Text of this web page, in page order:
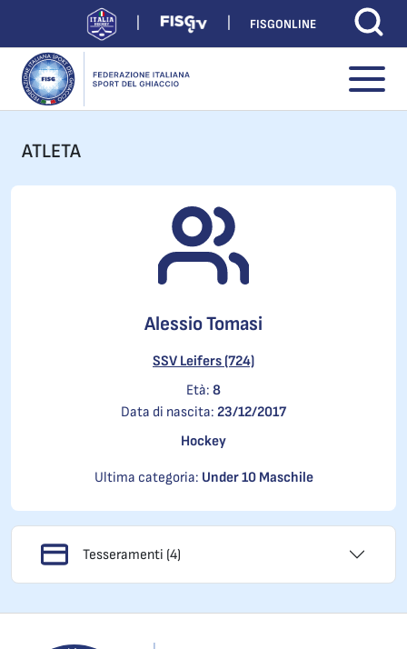
FISGONLINE
ATLETA
Alessio Tomasi
SSV Leifers (724)
Età: 8
Data di nascita: 23/12/2017
Hockey
Ultima categoria: Under 10 Maschile
Tesseramenti (4)